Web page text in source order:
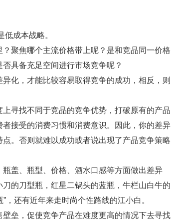
成本战略。
聚焦哪个主流价格带上呢？是和竞品同一价格
具备充足空间进行市场竞争呢？
，才能比较容易取得竞争的成功，相反，则
寻找不同于竞品的竞争优势，打破原有的产品
接受的消费习惯和消费意识。因此，你的差异
。否则就难以成功或者说出现了产品竞争策略
盖、瓶型、价格、酒水口感等方面做出差异
的刀型瓶，红星二锅头的蓝瓶，牛栏山白牛的
，还有近年来走时尚个性路线的江小白。
垒，促使竞争产品在难度更高的情况下去寻找